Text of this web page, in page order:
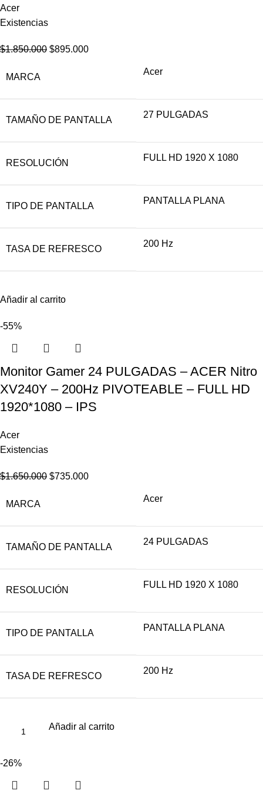
Acer
Existencias
$1.850.000 $895.000
MARCA
Acer
TAMAÑO DE PANTALLA
27 PULGADAS
RESOLUCIÓN
FULL HD 1920 X 1080
TIPO DE PANTALLA
PANTALLA PLANA
TASA DE REFRESCO
200 Hz
Añadir al carrito
-55%
Monitor Gamer 24 PULGADAS – ACER Nitro
XV240Y – 200Hz PIVOTEABLE – FULL HD
1920*1080 – IPS
Acer
Existencias
$1.650.000 $735.000
MARCA
Acer
TAMAÑO DE PANTALLA
24 PULGADAS
RESOLUCIÓN
FULL HD 1920 X 1080
TIPO DE PANTALLA
PANTALLA PLANA
TASA DE REFRESCO
200 Hz
Añadir al carrito
-26%